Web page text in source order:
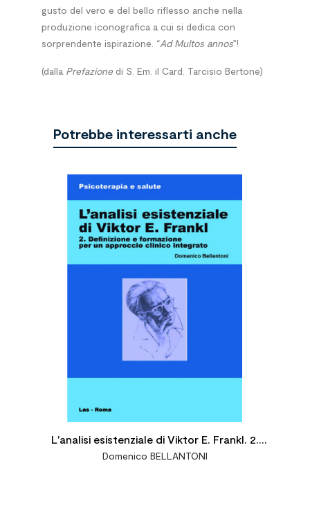
gusto del vero e del bello riflesso anche nella
produzione iconografica a cui si dedica con
sorprendente ispirazione. “Ad Multos annos”!
(dalla Prefazionedi S. Em. il Card. Tarcisio Bertone)
Potrebbe interessarti anche
L'analisi esistenziale di Viktor E. Frankl. 2.
Definizione e formazione per un approccio
Domenico BELLANTONI